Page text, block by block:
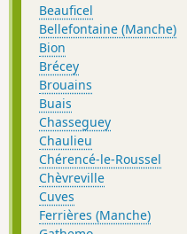
Beauficel
Bellefontaine (Manche)
Bion
Brécey
Brouains
Buais
Chasseguey
Chaulieu
Chérencé-le-Roussel
Chèvreville
Cuves
Ferrières (Manche)